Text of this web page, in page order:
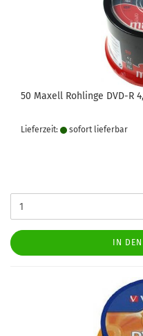
50 Maxell Rohlinge DVD-R
Lieferzeit: sofort lie­fer­bar
IN